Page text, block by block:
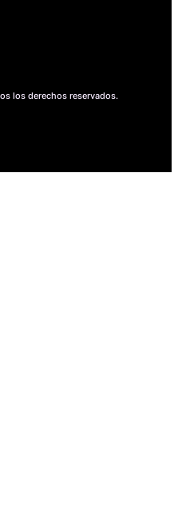
los derechos reservados.